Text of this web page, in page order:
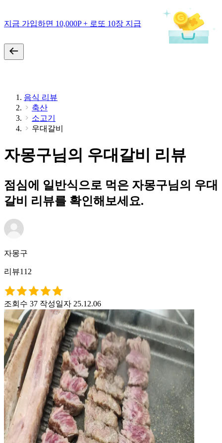
지금 가입하면 10,000P + 로또 10장 지급
음식 리뷰
축산
소고기
우대갈비
자몽구님의 우대갈비 리뷰
점심에 일반식으로 먹은 자몽구님의 우대
갈비 리뷰를 확인해보세요.
자몽구
리뷰112
조회수 37 작성일자 25.12.06